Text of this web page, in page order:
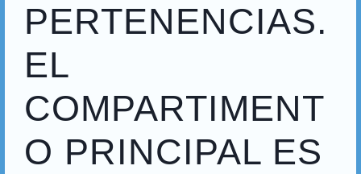
PERTENENCIAS.
EL
COMPARTIMENT
O PRINCIPAL ES